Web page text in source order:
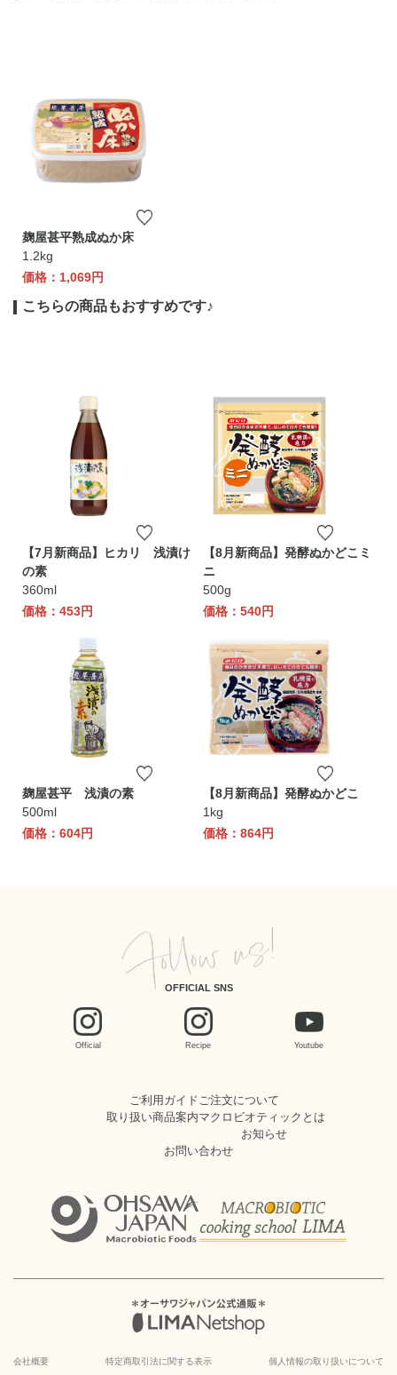
麹屋甚平熟成ぬか床
1.2kg
価格：1,069円
こちらの商品もおすすめです♪
【7月新商品】ヒカリ 浅漬け
の素
360ml
価格：453円
【8月新商品】発酵ぬかどこミ
ニ
500g
価格：540円
麹屋甚平 浅漬の素
500ml
価格：604円
【8月新商品】発酵ぬかどこ
1kg
価格：864円
OFFICIAL SNS
Official Recipe Youtube
ご利用ガイドご注文について
取り扱い商品案内マクロビオティックとは
お知らせ
お問い合わせ
会社概要 特定商取引法に関する表示 個人情報の取り扱いについて